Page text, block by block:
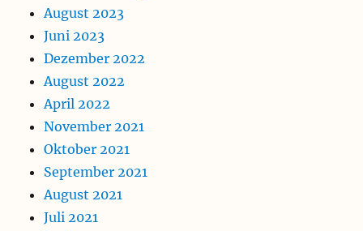
August 2023
Juni 2023
Dezember 2022
August 2022
April 2022
November 2021
Oktober 2021
September 2021
August 2021
Juli 2021